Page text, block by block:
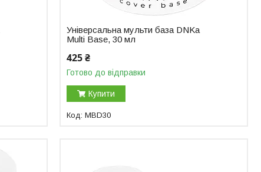
Універсальна мульти база DNKa
Multi Base, 30 мл
425 ₴
Готово до відправки
Купити
MBD30